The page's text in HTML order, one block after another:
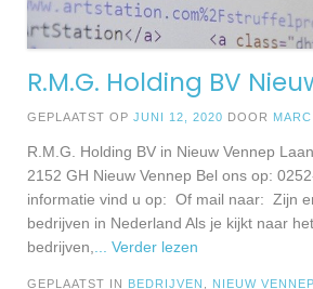
R.M.G. Holding BV
GEPLAATST OP JUNI 12, 2020 DOOR MARC
R.M.G. Holding BV in Nieuw Vennep
2152 GH Nieuw Vennep Bel ons op:
informatie vind u op: Of mail naar: Zijn
bedrijven in Nederland Als je kijkt naar
bedrijven,... Verder lezen
GEPLAATST IN BEDRIJVEN NIEUW VENNEP